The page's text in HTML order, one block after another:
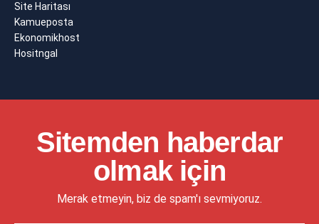
Site Haritası
Kamueposta
Ekonomikhost
Hositngal
Sitemden haberdar
olmak için
Merak etmeyin, biz de spam'ı sevmiyoruz.